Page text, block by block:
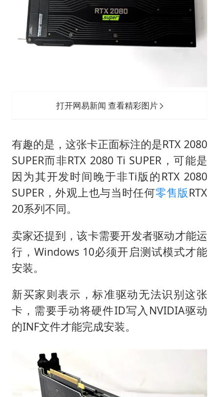
打开网易新闻 查看精彩图片
有趣的是，这张卡正面标注的是RTX 2080
SUPER而非RTX 2080 Ti SUPER，可能是
因为其开发时间晚于非Ti版的RTX 2080
SUPER，外观上也与当时任何零售版RTX
20系列不同。
卖家还提到，该卡需要开发者驱动才能运
行，Windows 10必须开启测试模式才能
安装。
新买家则表示，标准驱动无法识别这张
卡，需要手动将硬件ID写入NVIDIA驱动
的INF文件才能完成安装。